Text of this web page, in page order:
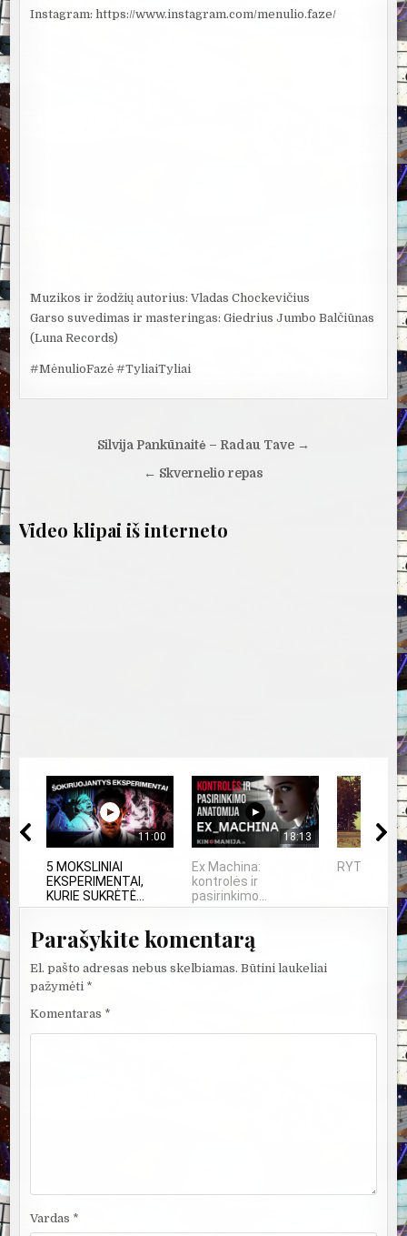
Instagram: https://www.instagram.com/menulio.faze/
Muzikos ir žodžių autorius: Vladas Chockevičius
Garso suvedimas ir masteringas: Giedrius Jumbo Balčiūnas
(Luna Records)
#MėnulioFazė #TyliaiTyliai
NavigacijaSilvija Pankūnaitė – Radau Tave →
← Skvernelio repas
Video klipai iš interneto
11:00
5 MOKSLINIAI
EKSPERIMENTAI,
KURIE SUKRĖTĖ...
18:13
Ex Machina:
kontrolės ir
pasirinkimo...
RYT IŠ
Parašykite komentarą
El. pašto adresas nebus skelbiamas. Būtini laukeliai
pažymėti *
Komentaras *
Vardas *